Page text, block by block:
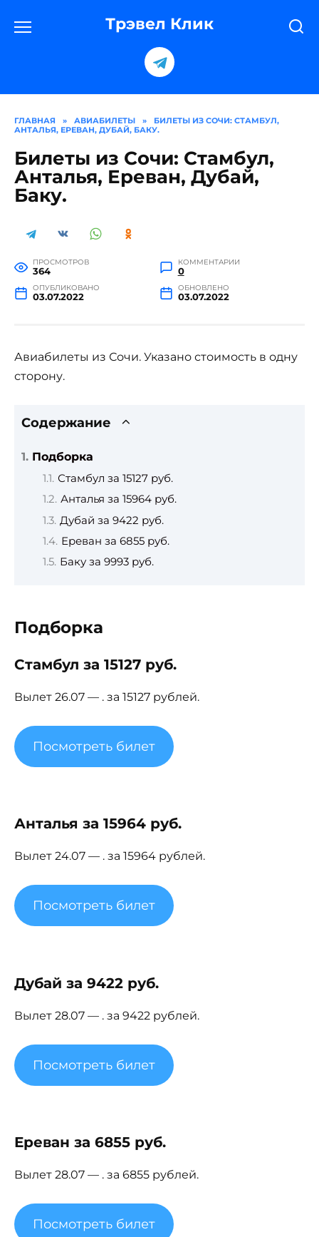
содержанию
Трэвел Клик
ГЛАВНАЯ » АВИАБИЛЕТЫ »
БИЛЕТЫ ИЗ СОЧИ: СТАМБУЛ,
АНТАЛЬЯ, ЕРЕВАН, ДУБАЙ, БАКУ.
Билеты из Сочи: Стамбул,
Анталья, Ереван, Дубай,
Баку.
ПРОСМОТРОВ
364
КОММЕНТАРИИ
0
ОПУБЛИКОВАНО
03.07.2022
ОБНОВЛЕНО
03.07.2022
Авиабилеты из Сочи. Указано стоимость в одну
сторону.
Содержание
Подборка
Стамбул за 15127 руб.
Анталья за 15964 руб.
Дубай за 9422 руб.
Ереван за 6855 руб.
Баку за 9993 руб.
Подборка
Стамбул за 15127 руб.
Вылет 26.07 — . за 15127 рублей.
Посмотреть билет
Анталья за 15964 руб.
Вылет 24.07 — . за 15964 рублей.
Посмотреть билет
Дубай за 9422 руб.
Вылет 28.07 — . за 9422 рублей.
Посмотреть билет
Ереван за 6855 руб.
Вылет 28.07 — . за 6855 рублей.
Посмотреть билет